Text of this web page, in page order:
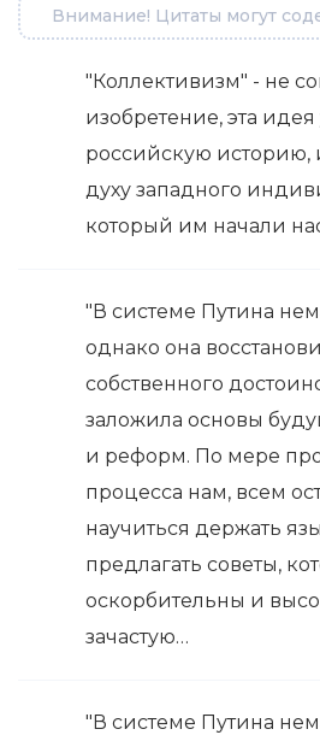
Внимание! Цитаты могут
"Коллективизм" - не
изобретение, эта
российскую историю,
духу западного
который им начали
"В системе Путина
однако она
собственного
заложила основы
и реформ. По мере
процесса нам, всем
научиться держать
предлагать советы,
оскорбительны и
зачастую…
"В системе Путина